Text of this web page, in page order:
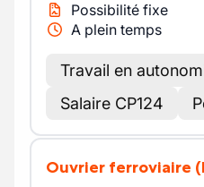
Possibilité fixe
A plein temps
Travail en
Salaire CP124
Ouvrier ferroviaire